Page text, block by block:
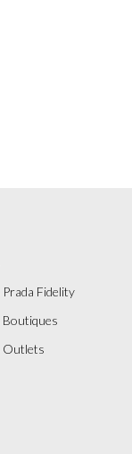
Fidelity
Boutiques
Outlets